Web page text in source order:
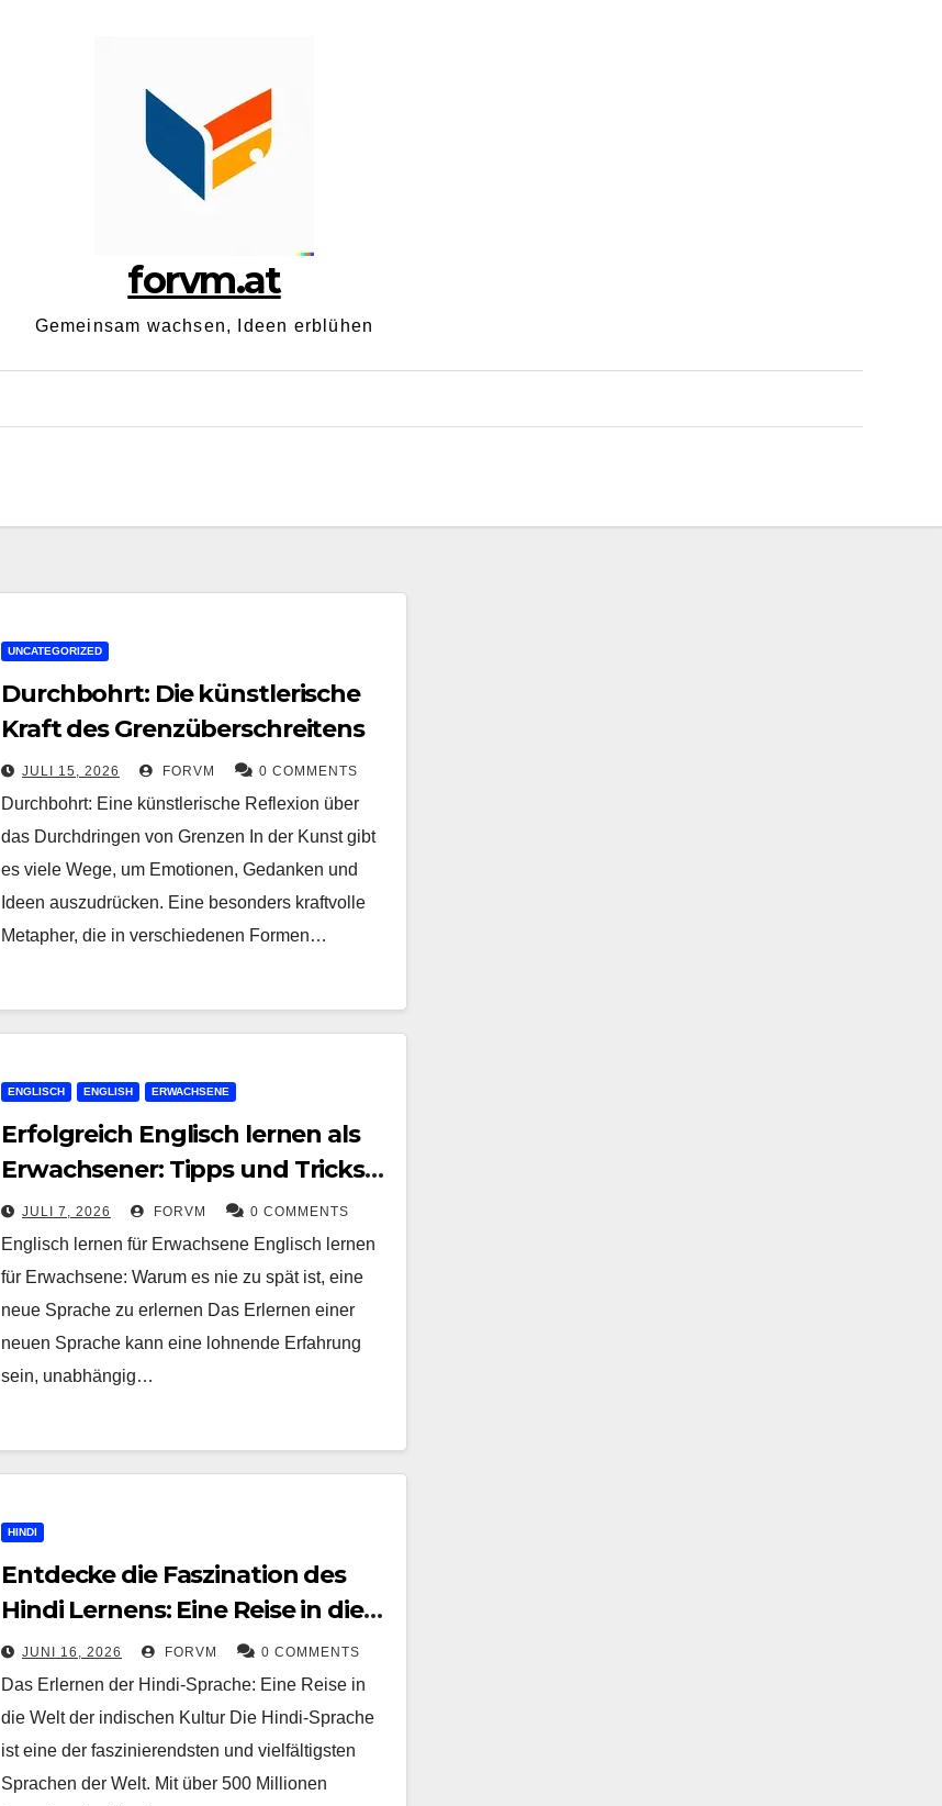
forvm.at
Gemeinsam wachsen, Ideen erblühen
UNCATEGORIZED
Durchbohrt: Die künstlerische
Kraft des Grenzüberschreitens
JULI 15, 2026 FORVM 0 COMMENTS
Durchbohrt: Eine künstlerische Reflexion über
das Durchdringen von Grenzen In der Kunst gibt
es viele Wege, um Emotionen, Gedanken und
Ideen auszudrücken. Eine besonders kraftvolle
Metapher, die in verschiedenen Formen…
ENGLISCH ENGLISH ERWACHSENE
Erfolgreich Englisch lernen als
Erwachsener: Tipps und Tricks
für den Spracherwerb
JULI 7, 2026 FORVM 0 COMMENTS
Englisch lernen für Erwachsene Englisch lernen
für Erwachsene: Warum es nie zu spät ist, eine
neue Sprache zu erlernen Das Erlernen einer
neuen Sprache kann eine lohnende Erfahrung
sein, unabhängig…
HINDI
Entdecke die Faszination des
Hindi Lernens: Eine Reise in die
Welt der indischen Kultur
JUNI 16, 2026 FORVM 0 COMMENTS
Das Erlernen der Hindi-Sprache: Eine Reise in
die Welt der indischen Kultur Die Hindi-Sprache
ist eine der faszinierendsten und vielfältigsten
Sprachen der Welt. Mit über 500 Millionen